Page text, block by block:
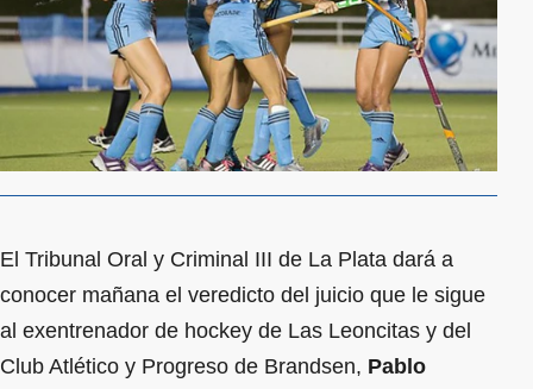
El Tribunal Oral y Criminal III de La Plata dará a
conocer mañana el veredicto del juicio que le sigue
al exentrenador de hockey de Las Leoncitas y del
Club Atlético y Progreso de Brandsen, Pablo